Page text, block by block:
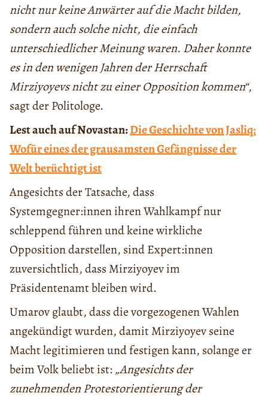
nicht nur keine Anwärter auf die Macht bilden,
sondern auch solche nicht, die einfach
unterschiedlicher Meinung waren. Daher konnte
es in den wenigen Jahren der Herrschaft
Mirziyoyevs nicht zu einer Opposition kommen“,
sagt der Politologe.
Lest auch auf Novastan:Die Geschichte von Jasliq:
Wofür eines der grausamsten Gefängnisse der
Welt berüchtigt ist
Angesichts der Tatsache, dass
Systemgegner:innen ihren Wahlkampf nur
schleppend führen und keine wirkliche
Opposition darstellen, sind Expert:innen
zuversichtlich, dass Mirziyoyev im
Präsidentenamt bleiben wird.
Umarov glaubt, dass die vorgezogenen Wahlen
angekündigt wurden, damit Mirziyoyev seine
Macht legitimieren und festigen kann, solange er
beim Volk beliebt ist: „Angesichts der
zunehmenden Protestorientierung der